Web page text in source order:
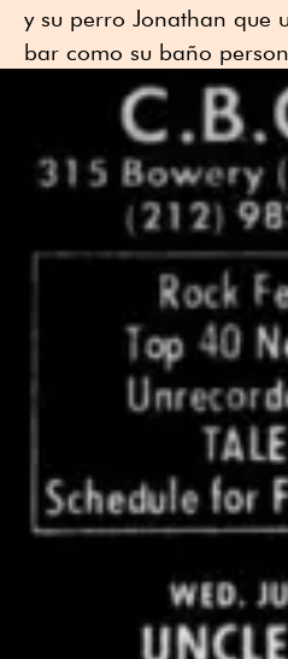
y su perro Jonathan que
bar como su baño